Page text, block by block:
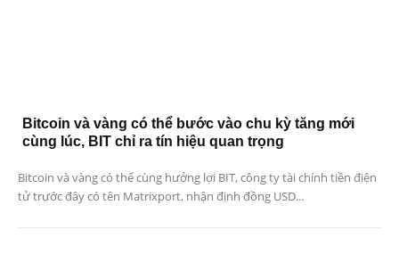
Bitcoin và vàng có thể bước vào chu kỳ tăng mới
cùng lúc, BIT chỉ ra tín hiệu quan trọng
Bitcoin và vàng có thể cùng hưởng lợi BIT, công ty tài chính tiền điện
tử trước đây có tên Matrixport, nhận định đồng USD...